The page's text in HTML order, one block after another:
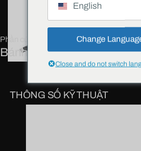
Phần cứng
Bánh răng truyền động gắn
THÔNG SỐ KỸ THUẬT
English
Change
Close and do not switch